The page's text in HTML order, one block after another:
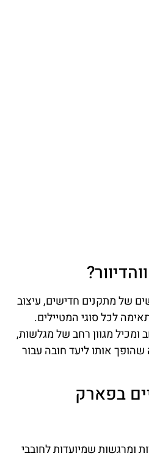
של מתקנים חדישים, עיצוב
לכל סוגי המטיילים.
מגוון רחב של מגלשות,
אותו ליעד חובה עבור
בפארק
ומרגשות שמיועדות לחובבי